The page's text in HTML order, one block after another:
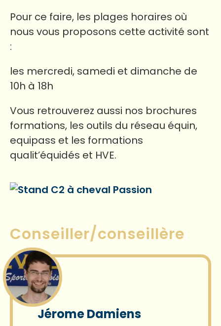
Pour ce faire, les plages horaires où
nous vous proposons cette activité sont
:
les mercredi, samedi et dimanche de
10h à 18h
Vous retrouverez aussi nos brochures
formations, les outils du réseau équin,
equipass et les formations
qualit’équidés et HVE.
Conseiller/conseillère
Jérome Damiens